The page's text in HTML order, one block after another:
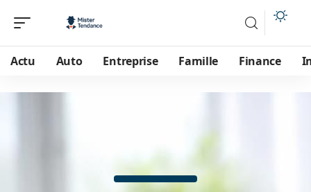
Actu Auto Entreprise Famille Finance